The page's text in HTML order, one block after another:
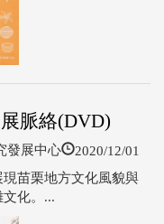
脈絡(DVD)
展中心 2020/12/01
苗栗地方文化風貌與
化。...